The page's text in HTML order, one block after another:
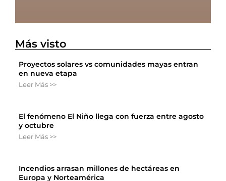
Más visto
Proyectos solares vs comunidades mayas entran
en nueva etapa
Leer Más >>
El fenómeno El Niño llega con fuerza entre agosto
y octubre
Leer Más >>
Incendios arrasan millones de hectáreas en
Europa y Norteamérica